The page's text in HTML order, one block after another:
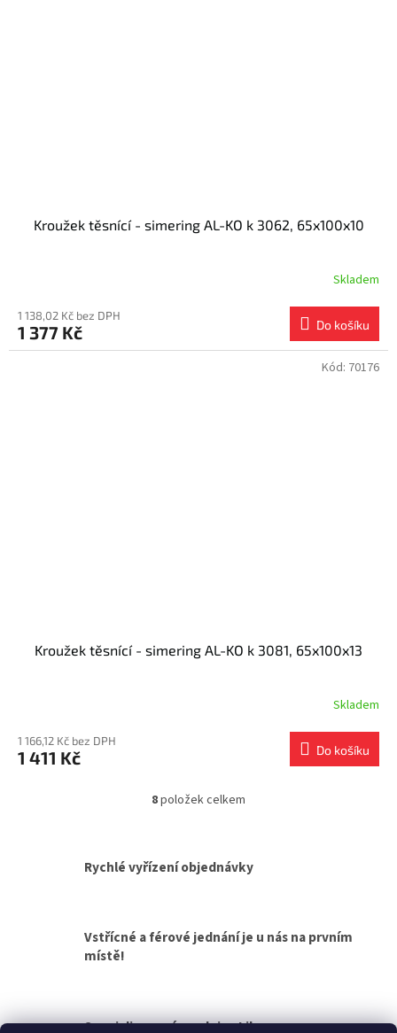
Kroužek těsnící - simering AL-KO k 3062, 65x100x10
Skladem
1 138,02 Kč bez DPH
1 377 Kč Do košíku
Kroužek těsnící - simering AL-KO k 3081, 65x100x13
Skladem
1 166,12 Kč bez DPH
1 411 Kč Do košíku
Kód: 70176
O
á
d
p
v
8položek celkem
Rychlé vyřízení objednávky
Vstřícné a férové jednání je u nás na prvním
místě!
Specializovaná prodejna Liberec